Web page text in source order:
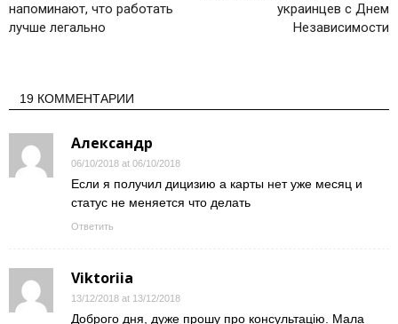
напоминают, что работать
лучше легально
украинцев с Днем
Независимости
19 КОММЕНТАРИИ
Александр
06/10/2018 at 06/10/2018
Если я получил дицизию а карты нет уже месяц и
статус не меняется что делать
Ответить
Viktoriia
13/12/2018 at 13/12/2018
Доброго дня, дуже прошу про консультацію. Мала